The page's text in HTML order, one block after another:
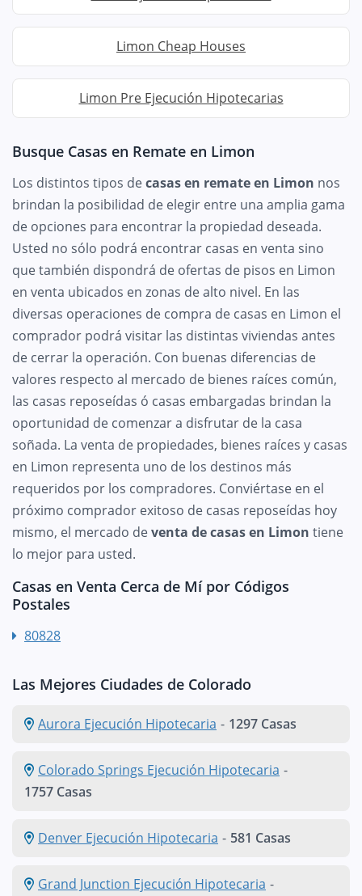
Limon Cheap Houses
Limon Pre Ejecución Hipotecarias
Busque Casas en Remate en Limon
Los distintos tipos decasas en remate en Limon nos
brindan la posibilidad de elegir entre una amplia gama
de opciones para encontrar la propiedad deseada.
Usted no sólo podrá encontrar casas en venta sino
que también dispondrá de ofertas de pisos en Limon
en venta ubicados en zonas de alto nivel. En las
diversas operaciones de compra de casas en Limon el
comprador podrá visitar las distintas viviendas antes
de cerrar la operación. Con buenas diferencias de
valores respecto al mercado de bienes raíces común,
las casas reposeídas ó casas embargadas brindan la
oportunidad de comenzar a disfrutar de la casa
soñada. La venta de propiedades, bienes raíces y casas
en Limon representa uno de los destinos más
requeridos por los compradores. Conviértase en el
próximo comprador exitoso de casas reposeídas hoy
mismo, el mercado deventa de casas en Limon tiene
lo mejor para usted.
Casas en Venta Cerca de Mí por Códigos
Postales
80828
Las Mejores Ciudades de Colorado
Aurora Ejecución Hipotecaria - 1297 Casas
Colorado Springs Ejecución Hipotecaria -
1757 Casas
Denver Ejecución Hipotecaria - 581 Casas
Grand Junction Ejecución Hipotecaria -